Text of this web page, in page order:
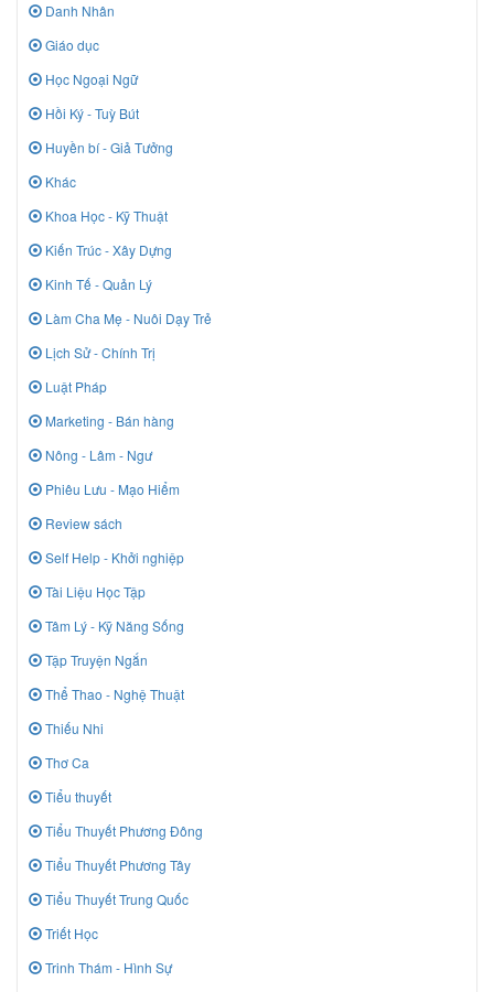
Danh Nhân
Giáo dục
Học Ngoại Ngữ
Hồi Ký - Tuỳ Bút
Huyền bí - Giả Tưởng
Khác
Khoa Học - Kỹ Thuật
Kiến Trúc - Xây Dựng
Kinh Tế - Quản Lý
Làm Cha Mẹ - Nuôi Dạy Trẻ
Lịch Sử - Chính Trị
Luật Pháp
Marketing - Bán hàng
Nông - Lâm - Ngư
Phiêu Lưu - Mạo Hiểm
Review sách
Self Help - Khởi nghiệp
Tài Liệu Học Tập
Tâm Lý - Kỹ Năng Sống
Tập Truyện Ngắn
Thể Thao - Nghệ Thuật
Thiếu Nhi
Thơ Ca
Tiểu thuyết
Tiểu Thuyết Phương Đông
Tiểu Thuyết Phương Tây
Tiểu Thuyết Trung Quốc
Triết Học
Trinh Thám - Hình Sự